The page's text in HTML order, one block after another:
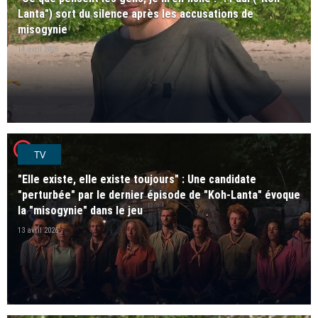
Lanta") sort du silence après les accusations de
misogynie
14 avril 2026
player2TV
"Elle existe, elle existe toujours" : Une candidate
"perturbée" par le dernier épisode de "Koh-Lanta" évoque
la "misogynie" dans le jeu
13 avril 2026